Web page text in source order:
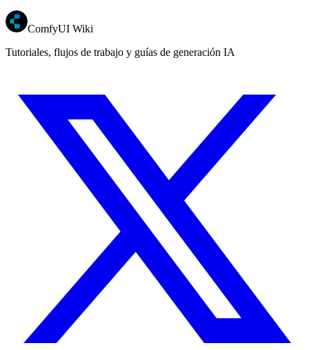
ComfyUI Wiki
Tutoriales, flujos de trabajo y guías de generación IA